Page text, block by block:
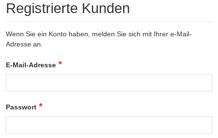
Registrierte Kunden
Wenn Sie ein Konto haben, melden Sie sich mit Ihrer e-Mail-
Adresse an.
E-Mail-Adresse
Passwort